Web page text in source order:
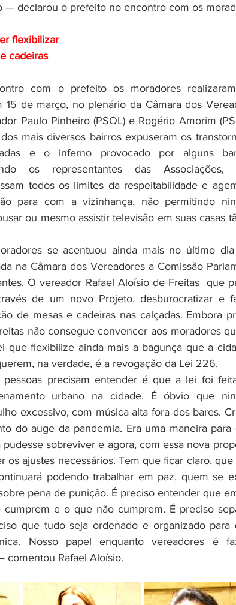
— declarou o prefeito no encontro com os
flexibilizar
cadeiras
15 de março, no plenário da Câmara dos
Paulo Pinheiro (PSOL) e Rogério Amorim
mais diversos bairros expuseram os
e o inferno provocado por alguns
os representantes das Associações,
todos os limites da respeitabilidade e
para com a vizinhança, não permitindo
ou mesmo assistir televisão em suas casas
se acentuou ainda mais no último
na Câmara dos Vereadores a Comissão
O vereador Rafael Aloísio de Freitas  que
de um novo Projeto, desburocratizar e
de mesas e cadeiras nas calçadas. Embora
não consegue convencer aos moradores
que flexibilize ainda mais a bagunça que a
na verdade, é a revogação da Lei 226.
urbano na cidade. É óbvio que
excessivo, com música alta fora dos bares.
do auge da pandemia. Era uma maneira para
sobreviver e agora, com essa nova
os ajustes necessários. Tem que ficar claro,
podendo trabalhar em paz, quem se
pena de punição. É preciso entender que
cumprem e o que não cumprem. É preciso
que tudo seja ordenado e organizado para
Nosso papel enquanto vereadores é
comentou Rafael Aloísio.